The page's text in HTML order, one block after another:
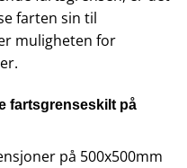
farten sin til
muligheten for
fartsgrenseskilt på
på 500x500mm